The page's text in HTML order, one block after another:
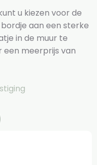
u kiezen voor de
aan een sterke
in de muur te
een meerprijs van